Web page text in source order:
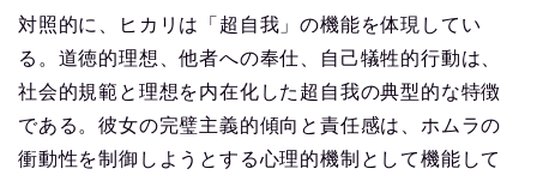
対照的に、ヒカリは「超自我」の機能を体現してい
る。道徳的理想、他者への奉仕、自己犠牲的行動は、
社会的規範と理想を内在化した超自我の典型的な特徴
である。彼女の完璧主義的傾向と責任感は、ホムラの
衝動性を制御しようとする心理的機制として機能して